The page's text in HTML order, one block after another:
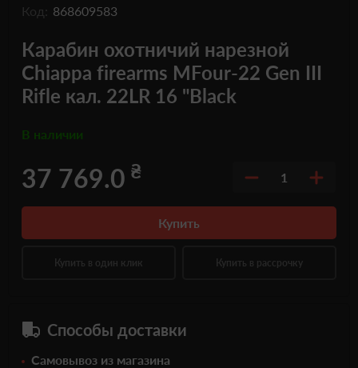
Код: 868609583
Карабин охотничий нарезной
Chiappa firearms MFour-22 Gen III
Rifle кал. 22LR 16 "Black
В наличии
37 769.0 ₴ 1
Купить
Купить в один клик Купить в рассрочку
Способы доставки
Самовывоз из магазина